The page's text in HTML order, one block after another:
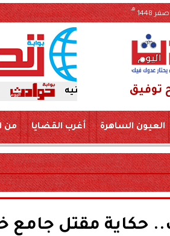
هـ
توفيق جامعة سوهاج
العيون الساهرة أغرب القضايا من
حكاية مقتل جامع